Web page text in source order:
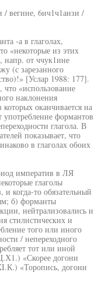
/ вегине, 6ич1ч1анзи /
-а в глаголах,
«некоторые из этих
напр. от ччук1ине
(с зарезанного
[Услар 1988: 177].
«использование
наклонения
оканчивается на
формантов
глагола. В
показывает, что
в глаголах обоих
императив в ЛЯ
глаголы
когда-то обязательный
б) форманты
нейтрализовались и
стилистических и
того или иного
/ непереходного
тот или иной
«Скорее догони
«Торопись, догони